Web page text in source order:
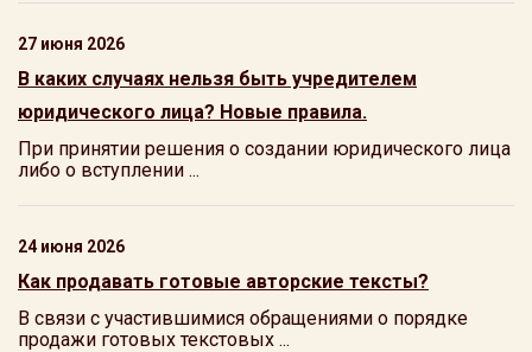
27 июня 2026
В каких случаях нельзя быть учредителем
юридического лица? Новые правила.
При принятии решения о создании юридического лица
либо о вступлении ...
24 июня 2026
Как продавать готовые авторские тексты?
В связи с участившимися обращениями о порядке
продажи готовых текстовых ...